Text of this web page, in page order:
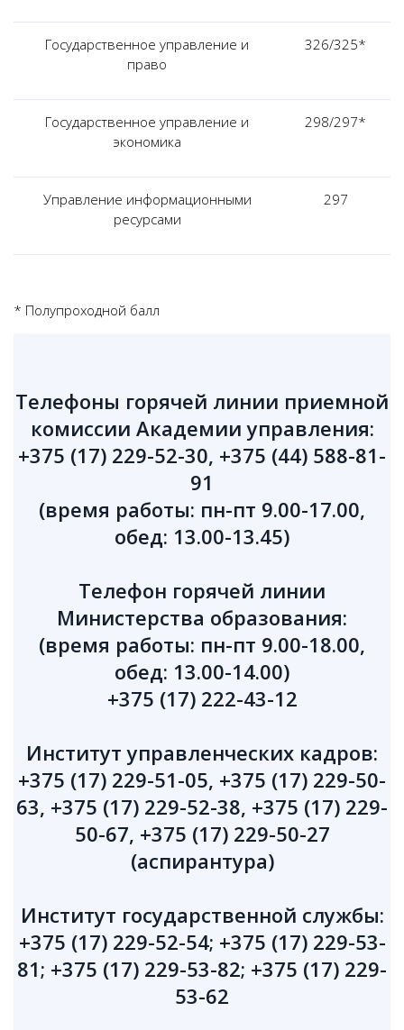
Государственное управление и
право
326/325*
Государственное управление и
экономика
298/297*
Управление информационными
ресурсами
297
* Полупроходной балл
Телефоны горячей линии приемной
комиссии Академии управления:
+375 (17) 229-52-30, +375 (44) 588-81-
91
(время работы: пн-пт 9.00-17.00,
обед: 13.00-13.45)
Телефон горячей линии
Министерства образования:
(время работы: пн-пт 9.00-18.00,
обед: 13.00-14.00)
+375 (17) 222-43-12
Институт управленческих кадров:
+375 (17) 229-51-05, +375 (17) 229-50-
63, +375 (17) 229-52-38, +375 (17) 229-
50-67, +375 (17) 229-50-27
(аспирантура)
Институт государственной службы:
+375 (17) 229-52-54; +375 (17) 229-53-
81; +375 (17) 229-53-82; +375 (17) 229-
53-62